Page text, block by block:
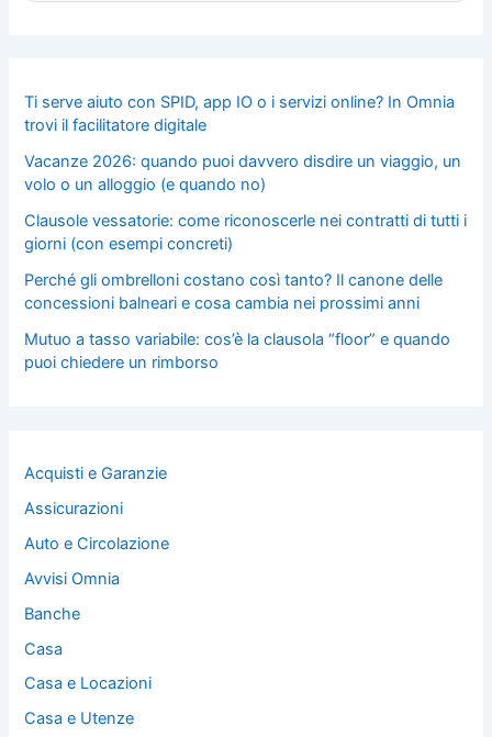
Ti serve aiuto con SPID, app IO o i servizi online? In Omnia
trovi il facilitatore digitale
Vacanze 2026: quando puoi davvero disdire un viaggio, un
volo o un alloggio (e quando no)
Clausole vessatorie: come riconoscerle nei contratti di tutti i
giorni (con esempi concreti)
Perché gli ombrelloni costano così tanto? Il canone delle
concessioni balneari e cosa cambia nei prossimi anni
Mutuo a tasso variabile: cos’è la clausola “floor” e quando
puoi chiedere un rimborso
Acquisti e Garanzie
Assicurazioni
Auto e Circolazione
Avvisi Omnia
Banche
Casa
Casa e Locazioni
Casa e Utenze